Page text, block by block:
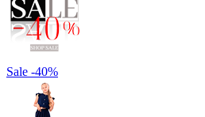
Sale -40%